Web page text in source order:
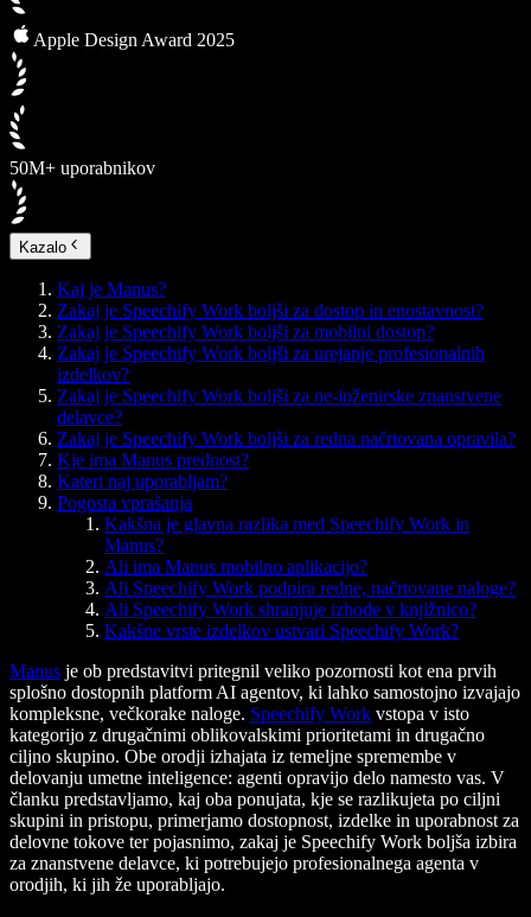
Apple Design Award 2025
50M+ uporabnikov
Kazalo
Kaj je Manus?
Zakaj je Speechify Work boljši za dostop in enostavnost?
Zakaj je Speechify Work boljši za mobilni dostop?
Zakaj je Speechify Work boljši za urejanje profesionalnih
izdelkov?
Zakaj je Speechify Work boljši za ne-inženirske znanstvene
delavce?
Zakaj je Speechify Work boljši za redna načrtovana opravila?
Kje ima Manus prednost?
Kateri naj uporabljam?
Pogosta vprašanja
Kakšna je glavna razlika med Speechify Work in
Manus?
Ali ima Manus mobilno aplikacijo?
Ali Speechify Work podpira redne, načrtovane naloge?
Ali Speechify Work shranjuje izhode v knjižnico?
Kakšne vrste izdelkov ustvari Speechify Work?
Manus je ob predstavitvi pritegnil veliko pozornosti kot ena prvih
splošno dostopnih platform AI agentov, ki lahko samostojno izvajajo
kompleksne, večkorake naloge. Speechify Work vstopa v isto
kategorijo z drugačnimi oblikovalskimi prioritetami in drugačno
ciljno skupino. Obe orodji izhajata iz temeljne spremembe v
delovanju umetne inteligence: agenti opravijo delo namesto vas. V
članku predstavljamo, kaj oba ponujata, kje se razlikujeta po ciljni
skupini in pristopu, primerjamo dostopnost, izdelke in uporabnost za
delovne tokove ter pojasnimo, zakaj je Speechify Work boljša izbira
za znanstvene delavce, ki potrebujejo profesionalnega agenta v
orodjih, ki jih že uporabljajo.